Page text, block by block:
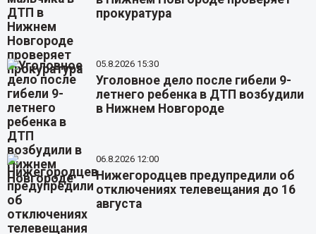
прокуратура
05.8.2026 15:30
Уголовное дело после гибели 9-
летнего ребенка в ДТП возбудили
в Нижнем Новгороде
06.8.2026 12:00
Нижегородцев предупредили об
отключениях телевещания до 16
августа